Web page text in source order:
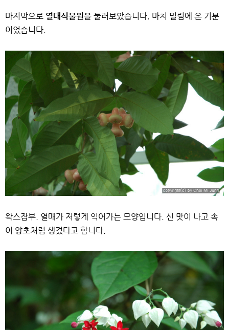
마지막으로 열대식물원을 둘러보았습니다. 마치 밀림에 온 기분
이었습니다.
왁스잠부. 열매가 저렇게 익어가는 모양입니다. 신 맛이 나고 속
이 양초처럼 생겼다고 합니다.